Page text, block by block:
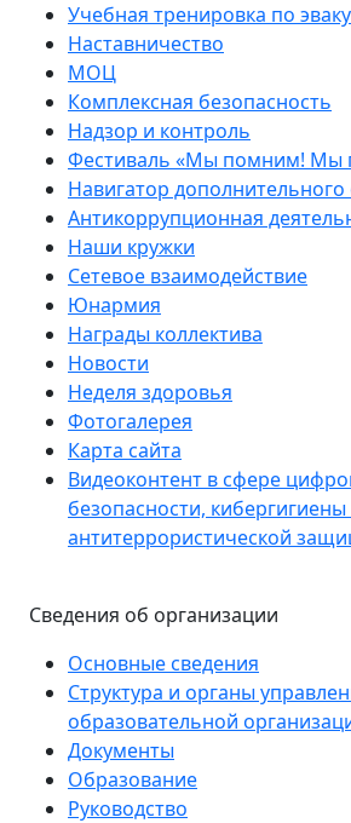
Учебная тренировка по
Наставничество
МОЦ
Комплексная безопасность
Надзор и контроль
Фестиваль «Мы помним! Мы
Навигатор
Антикоррупционная
Наши кружки
Сетевое взаимодействие
Юнармия
Награды коллектива
Новости
Неделя здоровья
Фотогалерея
Карта сайта
Видеоконтент в сфере
безопасности, кибергигиены
антитеррористической
Сведения об организации
Основные сведения
Структура и органы
образовательной
Документы
Образование
Руководство